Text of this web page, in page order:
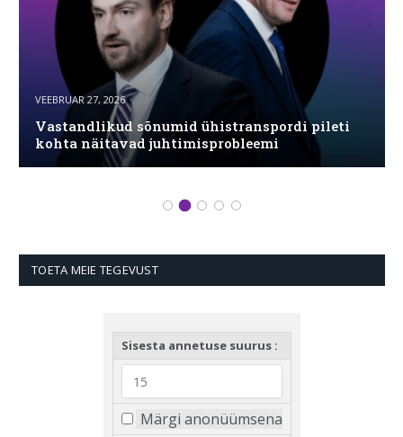
VEEBRUAR 27, 2026
Vastandlikud sõnumid ühistranspordi pileti
kohta näitavad juhtimisprobleemi
TOETA MEIE TEGEVUST
Sisesta annetuse suurus :
Märgi anonüümsena